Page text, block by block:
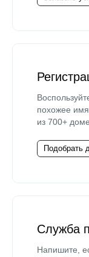
похожее
из 700+
Подобрать
Служба
Напишите,